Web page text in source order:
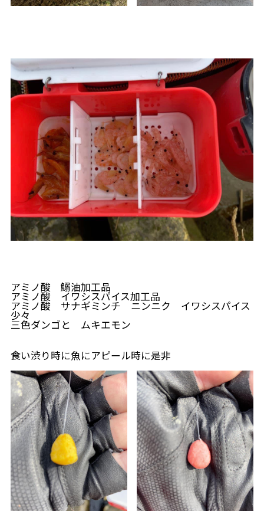
アミノ酸 鰯油加工品
アミノ酸 イワシスパイス加工品
アミノ酸 サナギミンチ ニンニク イワシスパイス
少々
三色ダンゴと ムキエモン
食い渋り時に魚にアピール時に是非